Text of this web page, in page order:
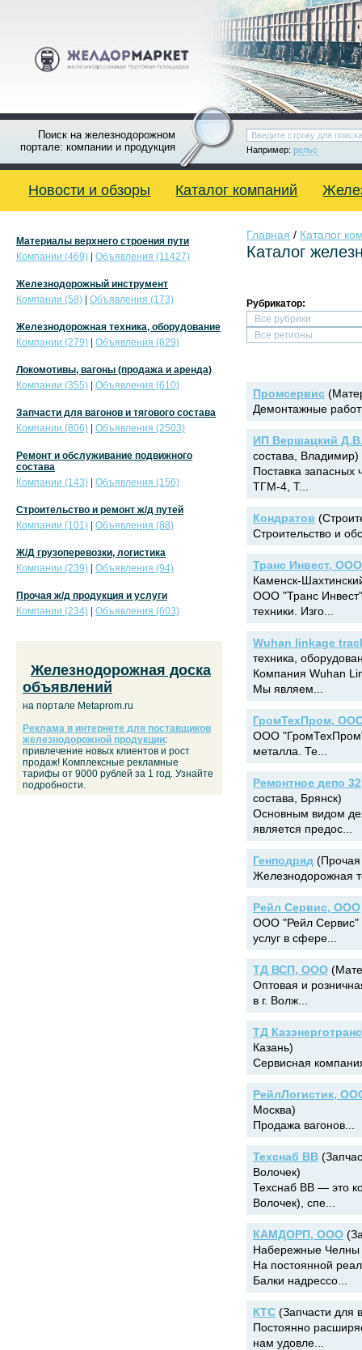
Поиск на железнодорожном
портале: компании и продукция
Например: рельс
Новости и обзоры Каталог компаний
Главная / Каталог
Каталог
Рубрикатор:
Промсервис
Демонтажные
ИП Вершацкий
состава, Владимир)
Поставка запасных
ТГМ-4, Т...
Кондратов
Строительство и
Транс Инвест, ООО
Каменск-
ООО "Транс
техники. Изго...
Wuhan linkage
техника,
Компания Wuhan
Мы являем...
ГромТехПром,
ООО "ГромТехПром"
металла. Те...
Ремонтное депо
состава, Брянск)
Основным видом
является предос...
Генподряд (Прочая
Железнодорожная
Рейл Сервис, ООО
ООО "Рейл Сервис"
услуг в сфере...
ТД ВСП, ООО
Оптовая и
в г. Волж...
ТД Казэнерготранс
Казань)
Сервисная
РейлЛогистик,
Москва)
Продажа вагонов...
Техснаб ВВ
Волочек)
Техснаб ВВ — это
Волочек), спе...
КАМДОРП, ООО
Набережные Челны
На постоянной
Балки надрессо...
КТС (Запчасти для
Постоянно
нам удовле...
Материалы верхнего строения пути
Компании (469)
Объявления (11427)
Железнодорожный инструмент
Компании (58)
Объявления (173)
Железнодорожная техника, оборудование
Компании (279)
Объявления (629)
Локомотивы, вагоны (продажа и аренда)
Компании (355)
Объявления (610)
Запчасти для вагонов и тягового состава
Компании (806)
Объявления (2503)
Ремонт и обслуживание подвижного
состава
Компании (143)
Объявления (156)
Строительство и ремонт ж/д путей
Компании (101)
Объявления (88)
Ж/Д грузоперевозки, логистика
Компании (239)
Объявления (94)
Прочая ж/д продукция и услуги
Компании (234)
Объявления (603)
Железнодорожная доска
объявлений
на портале Metaprom.ru
Реклама в интернете для поставщиков
железнодорожной продукции:
привлечение новых клиентов и рост
продаж! Комплексные рекламные
тарифы от 9000 рублей за 1 год. Узнайте
подробности.